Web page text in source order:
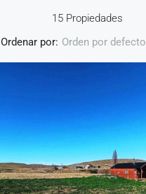
15 Propiedades
Ordenar por: Orden por defecto